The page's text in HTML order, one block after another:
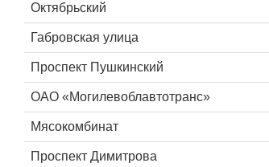
Октябрьский
Габровская улица
Проспект Пушкинский
ОАО «Могилевоблавтотранс»
Мясокомбинат
Проспект Димитрова